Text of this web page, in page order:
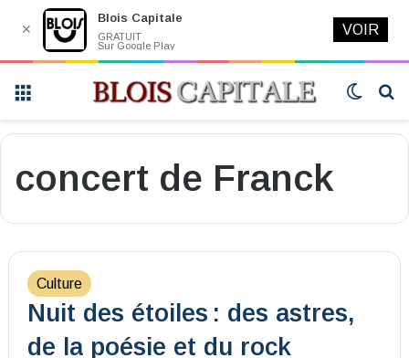
Switch
concert de Franck
Culture
Nuit des étoiles : des astres,
de la poésie et du rock
✕
Blois Capitale
GRATUIT
Sur Google Play
VOIR